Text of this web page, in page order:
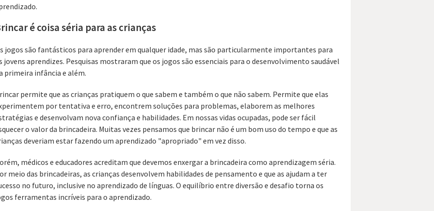
é coisa séria para as crianças
jogos são fantásticos para aprender em qualquer idade, mas são particularmente importantes para
jovens aprendizes. Pesquisas mostraram que os jogos são essenciais para o desenvolvimento saudável
primeira infância e além.
permite que as crianças pratiquem o que sabem e também o que não sabem. Permite que elas
por tentativa e erro, encontrem soluções para problemas, elaborem as melhores
e desenvolvam nova confiança e habilidades. Em nossas vidas ocupadas, pode ser fácil
o valor da brincadeira. Muitas vezes pensamos que brincar não é um bom uso do tempo e que as
deveriam estar fazendo um aprendizado "apropriado" em vez disso.
médicos e educadores acreditam que devemos enxergar a brincadeira como aprendizagem séria.
meio das brincadeiras, as crianças desenvolvem habilidades de pensamento e que as ajudam a ter
no futuro, inclusive no aprendizado de línguas. O equilíbrio entre diversão e desafio torna os
ferramentas incríveis para o aprendizado.